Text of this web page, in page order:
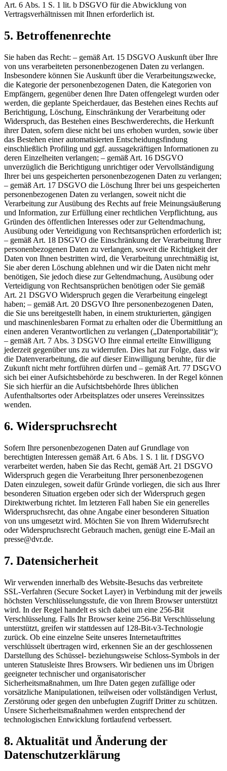
Art. 6 Abs. 1 S. 1 lit. b DSGVO für die Abwicklung von
Vertragsverhältnissen mit Ihnen erforderlich ist.
5. Betroffenenrechte
Sie haben das Recht: – gemäß Art. 15 DSGVO Auskunft über Ihre
von uns verarbeiteten personenbezogenen Daten zu verlangen.
Insbesondere können Sie Auskunft über die Verarbeitungszwecke,
die Kategorie der personenbezogenen Daten, die Kategorien von
Empfängern, gegenüber denen Ihre Daten offengelegt wurden oder
werden, die geplante Speicherdauer, das Bestehen eines Rechts auf
Berichtigung, Löschung, Einschränkung der Verarbeitung oder
Widerspruch, das Bestehen eines Beschwerderechts, die Herkunft
ihrer Daten, sofern diese nicht bei uns erhoben wurden, sowie über
das Bestehen einer automatisierten Entscheidungsfindung
einschließlich Profiling und ggf. aussagekräftigen Informationen zu
deren Einzelheiten verlangen; – gemäß Art. 16 DSGVO
unverzüglich die Berichtigung unrichtiger oder Vervollständigung
Ihrer bei uns gespeicherten personenbezogenen Daten zu verlangen;
– gemäß Art. 17 DSGVO die Löschung Ihrer bei uns gespeicherten
personenbezogenen Daten zu verlangen, soweit nicht die
Verarbeitung zur Ausübung des Rechts auf freie Meinungsäußerung
und Information, zur Erfüllung einer rechtlichen Verpflichtung, aus
Gründen des öffentlichen Interesses oder zur Geltendmachung,
Ausübung oder Verteidigung von Rechtsansprüchen erforderlich ist;
– gemäß Art. 18 DSGVO die Einschränkung der Verarbeitung Ihrer
personenbezogenen Daten zu verlangen, soweit die Richtigkeit der
Daten von Ihnen bestritten wird, die Verarbeitung unrechtmäßig ist,
Sie aber deren Löschung ablehnen und wir die Daten nicht mehr
benötigen, Sie jedoch diese zur Geltendmachung, Ausübung oder
Verteidigung von Rechtsansprüchen benötigen oder Sie gemäß
Art. 21 DSGVO Widerspruch gegen die Verarbeitung eingelegt
haben; – gemäß Art. 20 DSGVO Ihre personenbezogenen Daten,
die Sie uns bereitgestellt haben, in einem strukturierten, gängigen
und maschinenlesbaren Format zu erhalten oder die Übermittlung an
einen anderen Verantwortlichen zu verlangen („Datenportabilität“);
– gemäß Art. 7 Abs. 3 DSGVO Ihre einmal erteilte Einwilligung
jederzeit gegenüber uns zu widerrufen. Dies hat zur Folge, dass wir
die Datenverarbeitung, die auf dieser Einwilligung beruhte, für die
Zukunft nicht mehr fortführen dürfen und – gemäß Art. 77 DSGVO
sich bei einer Aufsichtsbehörde zu beschweren. In der Regel können
Sie sich hierfür an die Aufsichtsbehörde Ihres üblichen
Aufenthaltsortes oder Arbeitsplatzes oder unseres Vereinssitzes
wenden.
6. Widerspruchsrecht
Sofern Ihre personenbezogenen Daten auf Grundlage von
berechtigten Interessen gemäß Art. 6 Abs. 1 S. 1 lit. f DSGVO
verarbeitet werden, haben Sie das Recht, gemäß Art. 21 DSGVO
Widerspruch gegen die Verarbeitung Ihrer personenbezogenen
Daten einzulegen, soweit dafür Gründe vorliegen, die sich aus Ihrer
besonderen Situation ergeben oder sich der Widerspruch gegen
Direktwerbung richtet. Im letzteren Fall haben Sie ein generelles
Widerspruchsrecht, das ohne Angabe einer besonderen Situation
von uns umgesetzt wird. Möchten Sie von Ihrem Widerrufsrecht
oder Widerspruchsrecht Gebrauch machen, genügt eine E‑Mail an
presse@dvr.de.
7. Datensicherheit
Wir verwenden innerhalb des Website-Besuchs das verbreitete
SSL‑Verfahren (Secure Socket Layer) in Verbindung mit der jeweils
höchsten Verschlüsselungsstufe, die von Ihrem Browser unterstützt
wird. In der Regel handelt es sich dabei um eine 256‑Bit
Verschlüsselung. Falls Ihr Browser keine 256‑Bit Verschlüsselung
unterstützt, greifen wir stattdessen auf 128‑Bit‑v3‑Technologie
zurück. Ob eine einzelne Seite unseres Internetauftrittes
verschlüsselt übertragen wird, erkennen Sie an der geschlossenen
Darstellung des Schüssel- beziehungsweise Schloss-Symbols in der
unteren Statusleiste Ihres Browsers. Wir bedienen uns im Übrigen
geeigneter technischer und organisatorischer
Sicherheitsmaßnahmen, um Ihre Daten gegen zufällige oder
vorsätzliche Manipulationen, teilweisen oder vollständigen Verlust,
Zerstörung oder gegen den unbefugten Zugriff Dritter zu schützen.
Unsere Sicherheitsmaßnahmen werden entsprechend der
technologischen Entwicklung fortlaufend verbessert.
8. Aktualität und Änderung der
Datenschutzerklärung